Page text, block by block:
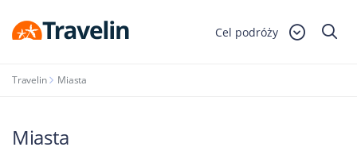
Cel podróży
Travelin Miasta
Miasta